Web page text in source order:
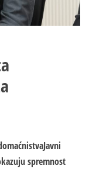
spremnost